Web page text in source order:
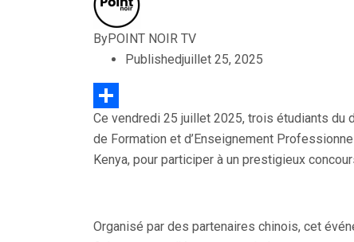
ByPOINT NOIR TV
Publishedjuillet 25, 2025
Partager
Ce vendredi 25 juillet 2025, trois étudiants du
de Formation et d’Enseignement
Kenya, pour participer à un prestigieux
Organisé par des partenaires chinois, cet